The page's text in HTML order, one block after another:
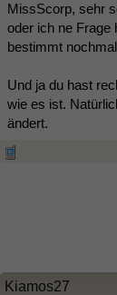
MissScorp, sehr
oder ich ne Frage
bestimmt
Und ja du hast
wie es ist.
ändert.
Kiamos27